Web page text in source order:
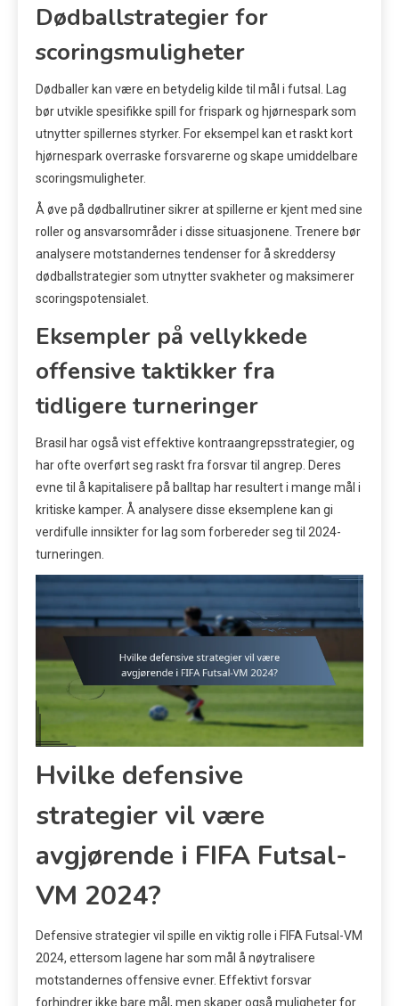
Dødballstrategier for
scoringsmuligheter
Dødballer kan være en betydelig kilde til mål i futsal. Lag
bør utvikle spesifikke spill for frispark og hjørnespark som
utnytter spillernes styrker. For eksempel kan et raskt kort
hjørnespark overraske forsvarerne og skape umiddelbare
scoringsmuligheter.
Å øve på dødballrutiner sikrer at spillerne er kjent med sine
roller og ansvarsområder i disse situasjonene. Trenere bør
analysere motstandernes tendenser for å skreddersy
dødballstrategier som utnytter svakheter og maksimerer
scoringspotensialet.
Eksempler på vellykkede
offensive taktikker fra
tidligere turneringer
Brasil har også vist effektive kontraangrepsstrategier, og
har ofte overført seg raskt fra forsvar til angrep. Deres
evne til å kapitalisere på balltap har resultert i mange mål i
kritiske kamper. Å analysere disse eksemplene kan gi
verdifulle innsikter for lag som forbereder seg til 2024-
turneringen.
Hvilke defensive
strategier vil være
avgjørende i FIFA Futsal-
VM 2024?
Defensive strategier vil spille en viktig rolle i FIFA Futsal-VM
2024, ettersom lagene har som mål å nøytralisere
motstandernes offensive evner. Effektivt forsvar
forhindrer ikke bare mål, men skaper også muligheter for